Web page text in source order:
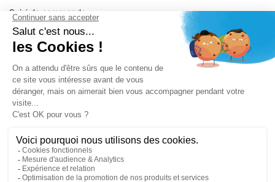
Suivi de commande
Ma facture
Mentions légales
Conditions générales
SERVICE
Pièces détachées
Dépannage
Le magasin